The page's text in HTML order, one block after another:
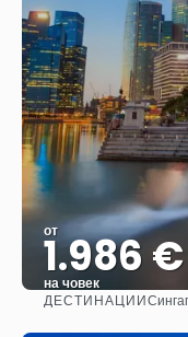
от
1.986 €
на човек
ДЕСТИНАЦИИ